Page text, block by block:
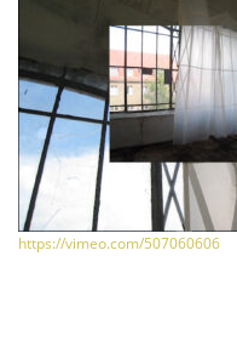
https://vimeo.com/507060606